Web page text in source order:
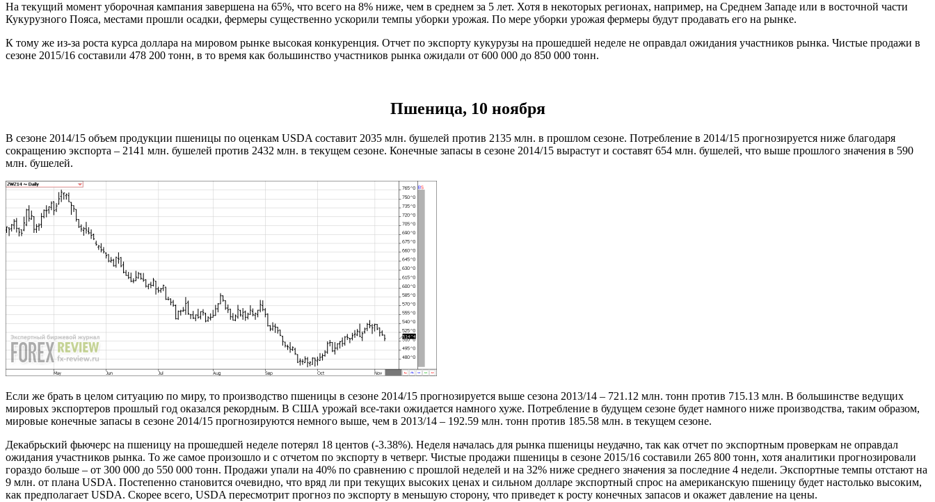
На текущий момент уборочная кампания завершена на 65%, что всего на 8% ниже, чем в среднем за 5 лет. Хотя в некоторых регионах, например, на Среднем Западе или в восточной части
Кукурузного Пояса, местами прошли осадки, фермеры существенно ускорили темпы уборки урожая. По мере уборки урожая фермеры будут продавать его на рынке.
К тому же из-за роста курса доллара на мировом рынке высокая конкуренция. Отчет по экспорту кукурузы на прошедшей неделе не оправдал ожидания участников рынка. Чистые продажи в
сезоне 2015/16 составили 478 200 тонн, в то время как большинство участников рынка ожидали от 600 000 до 850 000 тонн.
Пшеница, 10 ноября
В сезоне 2014/15 объем продукции пшеницы по оценкам USDA составит 2035 млн. бушелей против 2135 млн. в прошлом сезоне. Потребление в 2014/15 прогнозируется ниже благодаря
сокращению экспорта – 2141 млн. бушелей против 2432 млн. в текущем сезоне. Конечные запасы в сезоне 2014/15 вырастут и составят 654 млн. бушелей, что выше прошлого значения в 590
млн. бушелей.
Если же брать в целом ситуацию по миру, то производство пшеницы в сезоне 2014/15 прогнозируется выше сезона 2013/14 – 721.12 млн. тонн против 715.13 млн. В большинстве ведущих
мировых экспортеров прошлый год оказался рекордным. В США урожай все-таки ожидается намного хуже. Потребление в будущем сезоне будет намного ниже производства, таким образом,
мировые конечные запасы в сезоне 2014/15 прогнозируются немного выше, чем в 2013/14 – 192.59 млн. тонн против 185.58 млн. в текущем сезоне.
Декабрьский фьючерс на пшеницу на прошедшей неделе потерял 18 центов (-3.38%). Неделя началась для рынка пшеницы неудачно, так как отчет по экспортным проверкам не оправдал
ожидания участников рынка. То же самое произошло и с отчетом по экспорту в четверг. Чистые продажи пшеницы в сезоне 2015/16 составили 265 800 тонн, хотя аналитики прогнозировали
гораздо больше – от 300 000 до 550 000 тонн. Продажи упали на 40% по сравнению с прошлой неделей и на 32% ниже среднего значения за последние 4 недели. Экспортные темпы отстают на
9 млн. от плана USDA. Постепенно становится очевидно, что вряд ли при текущих высоких ценах и сильном долларе экспортный спрос на американскую пшеницу будет настолько высоким,
как предполагает USDA. Скорее всего, USDA пересмотрит прогноз по экспорту в меньшую сторону, что приведет к росту конечных запасов и окажет давление на цены.